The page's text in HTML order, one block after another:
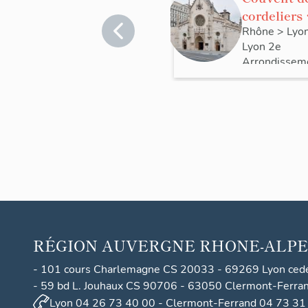
cordeliers
Saint-
Rhône >
Lyon 2e
RÉGION AUVERGNE RHONE-
- 101 cours Charlemagne CS 20033 - 69269 Lyon
- 59 bd L. Jouhaux CS 90706 - 63050 Clermont-
Lyon 04 26 73 40 00 - Clermont-Ferrand 04 73